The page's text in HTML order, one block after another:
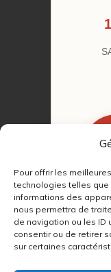
Pour offrir les
technologies telles que
informations des
nous permettra de
de navigation ou les ID
consentir ou de retirer
sur certaines
©